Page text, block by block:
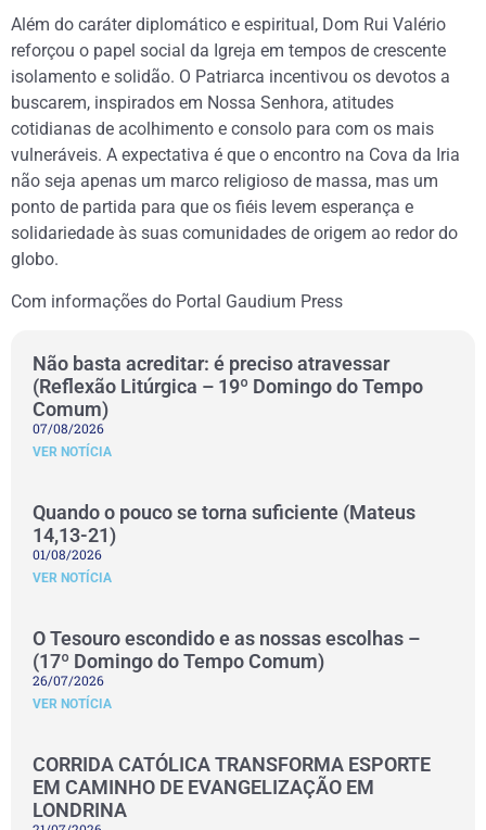
Além do caráter diplomático e espiritual, Dom Rui Valério
reforçou o papel social da Igreja em tempos de crescente
isolamento e solidão. O Patriarca incentivou os devotos a
buscarem, inspirados em Nossa Senhora, atitudes
cotidianas de acolhimento e consolo para com os mais
vulneráveis. A expectativa é que o encontro na Cova da Iria
não seja apenas um marco religioso de massa, mas um
ponto de partida para que os fiéis levem esperança e
solidariedade às suas comunidades de origem ao redor do
globo.
Com informações do Portal Gaudium Press
Não basta acreditar: é preciso atravessar
(Reflexão Litúrgica – 19º Domingo do Tempo
Comum)
07/08/2026
VER NOTÍCIA
Quando o pouco se torna suficiente (Mateus
14,13-21)
01/08/2026
VER NOTÍCIA
O Tesouro escondido e as nossas escolhas –
(17º Domingo do Tempo Comum)
26/07/2026
VER NOTÍCIA
CORRIDA CATÓLICA TRANSFORMA ESPORTE
EM CAMINHO DE EVANGELIZAÇÃO EM
LONDRINA